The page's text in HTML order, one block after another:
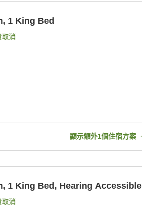
1 King Bed
取消
顯示額外1個住宿方案
1 King Bed, Hearing Accessible
取消